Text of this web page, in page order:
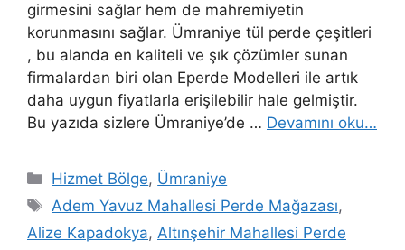
girmesini sağlar hem de mahremiyetin
korunmasını sağlar. Ümraniye tül perde çeşitleri
, bu alanda en kaliteli ve şık çözümler sunan
firmalardan biri olan Eperde Modelleri ile artık
daha uygun fiyatlarla erişilebilir hale gelmiştir.
Bu yazıda sizlere Ümraniye’de … Devamını oku…
Hizmet Bölge, Ümraniye
Adem Yavuz Mahallesi Perde Mağazası,
Alize Kapadokya, Altınşehir Mahallesi Perde